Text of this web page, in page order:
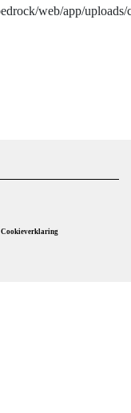
Cookieverklaring